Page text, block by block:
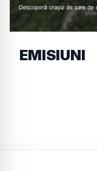
EMISIUNI